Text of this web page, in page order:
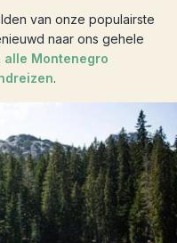
van onze populairste
naar ons gehele
alle Montenegro
.